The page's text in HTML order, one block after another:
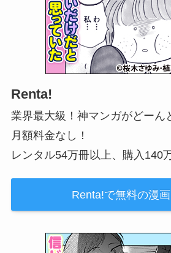
Renta!
業界最大級！神マンガがどーん
月額料金なし！
レンタル54万冊以上、購入140
Renta!で無料の漫